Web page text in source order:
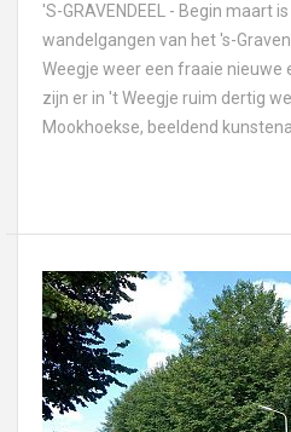
'S-GRAVENDEEL - Begin maart
wandelgangen van het 's-
Weegje weer een fraaie nieuwe
zijn er in 't Weegje ruim dertig
Mookhoekse, beeldend